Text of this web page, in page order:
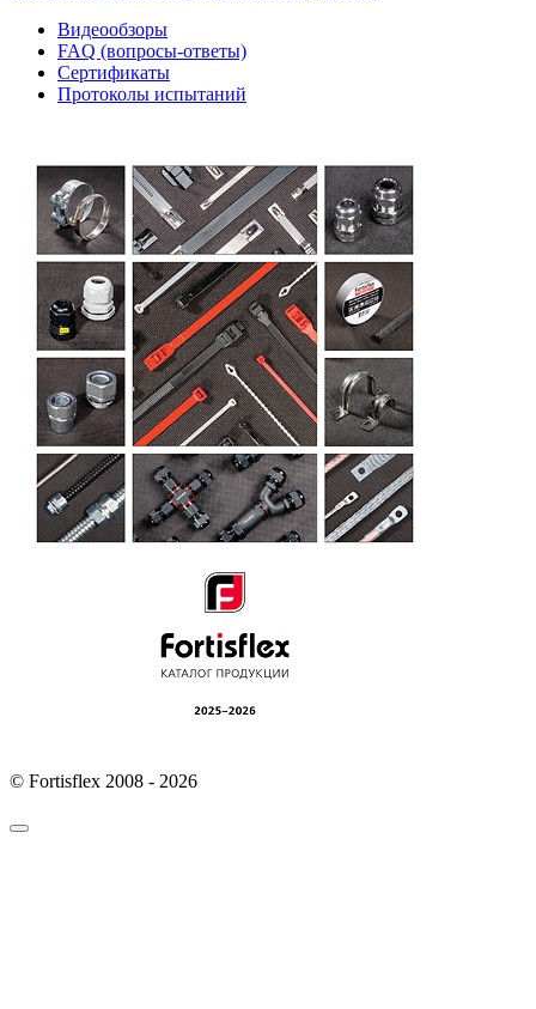
Видеообзоры
FAQ (вопросы-ответы)
Сертификаты
Протоколы испытаний
© Fortisflex 2008 - 2026